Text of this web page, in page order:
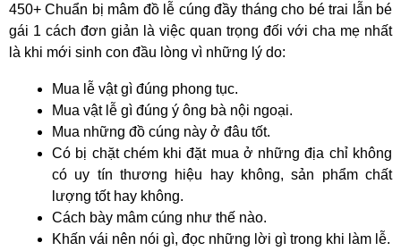
450+ Chuẩn bị mâm đồ lễ cúng đầy tháng cho bé trai lẫn bé
gái 1 cách đơn giản là việc quan trọng đối với cha mẹ nhất
là khi mới sinh con đầu lòng vì những lý do:
Mua lễ vật gì đúng phong tục.
Mua vật lễ gì đúng ý ông bà nội ngoại.
Mua những đồ cúng này ở đâu tốt.
Có bị chặt chém khi đặt mua ở những địa chỉ không
có uy tín thương hiệu hay không, sản phẩm chất
lượng tốt hay không.
Cách bày mâm cúng như thế nào.
Khấn vái nên nói gì, đọc những lời gì trong khi làm lễ.